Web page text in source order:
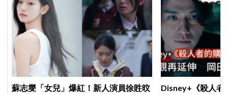
蘇志燮「女兒」爆紅！新人演員徐貹旼
Disney+《殺人者